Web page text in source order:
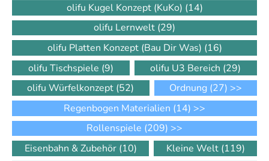
olifu Kugel Konzept (KuKo) (14)
olifu Lernwelt (29)
olifu Platten Konzept (Bau Dir Was) (16)
olifu Tischspiele (9) olifu U3 Bereich (29)
olifu Würfelkonzept (52) Ordnung (27) >>
Regenbogen Materialien (14) >>
Rollenspiele (209) >>
Eisenbahn & Zubehör (10) Kleine Welt (119)